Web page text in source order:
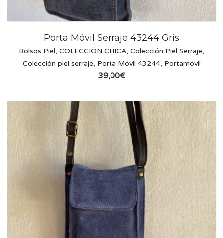
Porta Móvil Serraje 43244 Gris
Bolsos Piel, COLECCIÓN CHICA, Colección Piel Serraje,
Colección piel serraje, Porta Móvil 43244, Portamóvil
39,00€